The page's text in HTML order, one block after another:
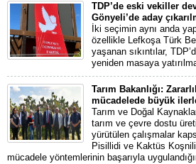
TDP’de eski vekiller
Gönyeli’de aday
İki seçimin aynı anda
özellikle Lefkoşa Türk
yaşanan sıkıntılar,
yeniden masaya
Tarım Bakanlığı:
mücadelede büyük
Tarım ve Doğal
tarım ve çevre dostu
yürütülen çalışmalar
Pisillidi ve Kaktüs Koşnili
mücadele yöntemlerinin başarıyla